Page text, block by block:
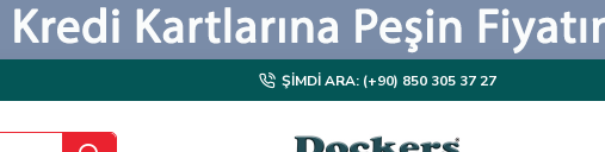
ŞIMDI ARA: (+90) 850 305 37 27